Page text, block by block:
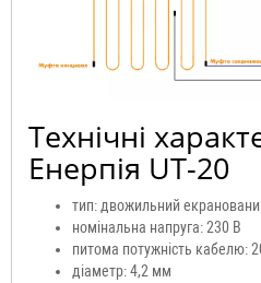
Технічні
Енерпія UT-20
тип: двожильний
номінальна напруга: 230 В
питома потужність кабелю:
діаметр: 4,2 мм